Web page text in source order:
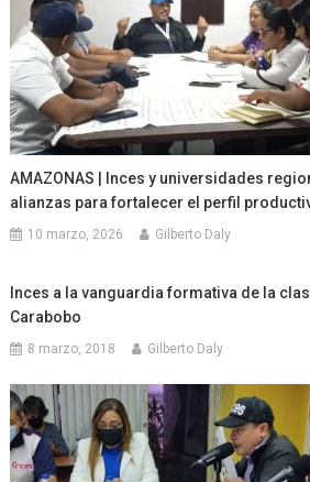
AMAZONAS | Inces y universidades
alianzas para fortalecer el perfil
10 marzo, 2026 Gilberto Daly
Inces a la vanguardia formativa de la
Carabobo
8 marzo, 2018 Gilberto Daly